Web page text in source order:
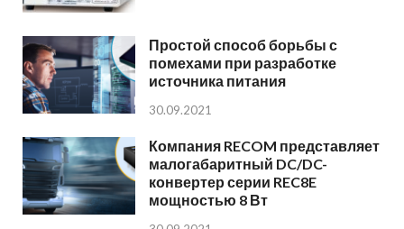
Простой способ борьбы с
помехами при разработке
источника питания
30.09.2021
Компания RECOM представляет
малогабаритный DC/DC-
конвертер серии REC8E
мощностью 8 Вт